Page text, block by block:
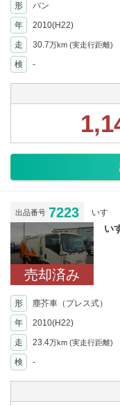
形 バン
年
2010(H22)
走 30.7万km (実走行距離)
検
-
出品番号 7223 いすゞ
売却済み
い
形 塵芥車（プレス式）
年
2010(H22)
走 23.4万km (実走行距離)
検
-